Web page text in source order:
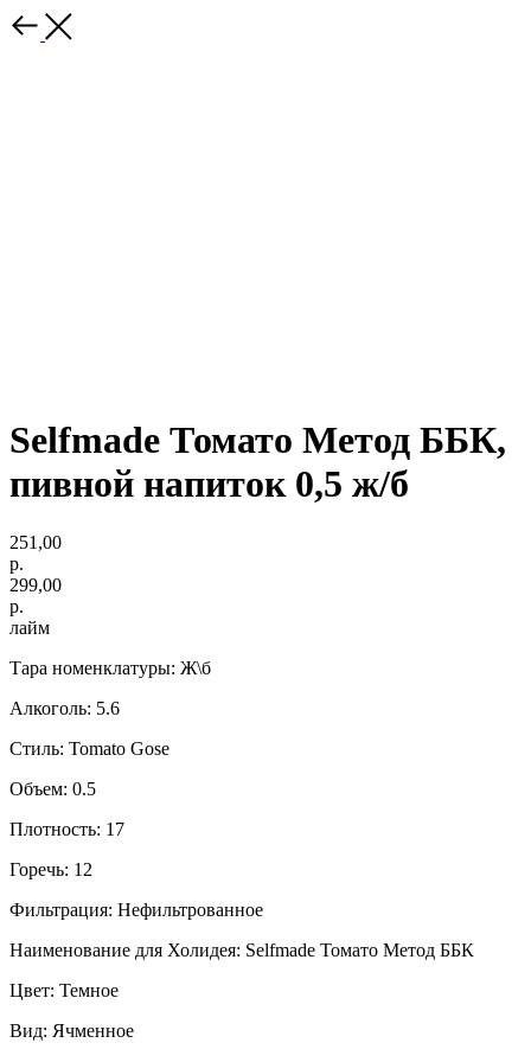
Selfmade Томато Метод ББК,
пивной напиток 0,5 ж/б
251,00
р.
299,00
р.
лайм
Тара номенклатуры: Ж\б
Алкоголь: 5.6
Стиль: Tomato Gose
Объем: 0.5
Плотность: 17
Горечь: 12
Фильтрация: Нефильтрованное
Наименование для Холидея: Selfmade Томато Метод ББК
Цвет: Темное
Вид: Ячменное